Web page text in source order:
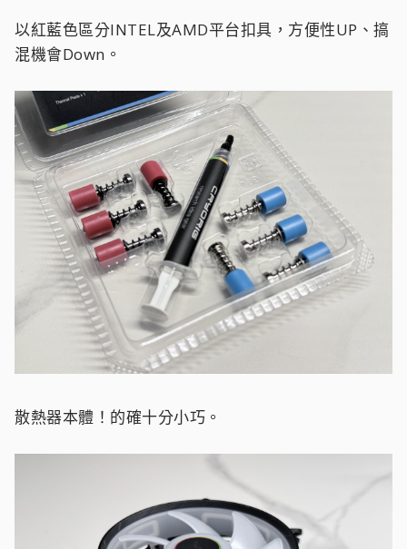
以紅藍色區分INTEL及AMD平台扣具，方便性UP、搞
混機會Down。
散熱器本體！的確十分小巧。